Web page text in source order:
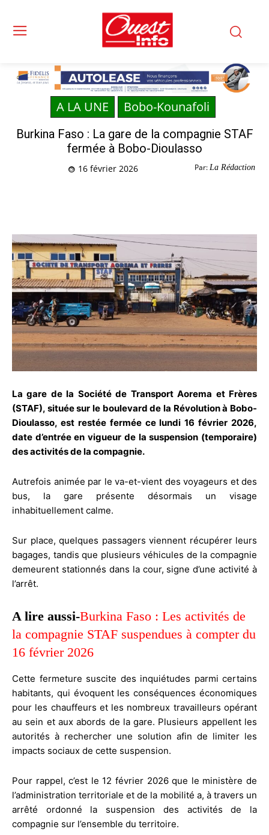
A LA UNE Bobo-Kounafoli
Burkina Faso : La gare de la compagnie STAF
fermée à Bobo-Dioulasso
Par: La Rédaction
16 février 2026
La gare de la Société de Transport Aorema et Frères
(STAF), située sur le boulevard de la Révolution à Bobo-
Dioulasso, est restée fermée ce lundi 16 février 2026,
date d’entrée en vigueur de la suspension (temporaire)
des activités de la compagnie.
Autrefois animée par le va-et-vient des voyageurs et des
bus, la gare présente désormais un visage
inhabituellement calme.
Sur place, quelques passagers viennent récupérer leurs
bagages, tandis que plusieurs véhicules de la compagnie
demeurent stationnés dans la cour, signe d’une activité à
l’arrêt.
A lire aussi-Burkina Faso : Les activités de
la compagnie STAF suspendues à compter du
16 février 2026
Cette fermeture suscite des inquiétudes parmi certains
habitants, qui évoquent les conséquences économiques
pour les chauffeurs et les nombreux travailleurs opérant
au sein et aux abords de la gare. Plusieurs appellent les
autorités à rechercher une solution afin de limiter les
impacts sociaux de cette suspension.
Pour rappel, c’est le 12 février 2026 que le ministère de
l’administration territoriale et de la mobilité a, à travers un
arrêté ordonné la suspension des activités de la
compagnie sur l’ensemble du territoire.